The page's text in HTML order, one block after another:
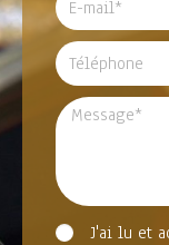
J'ai lu et